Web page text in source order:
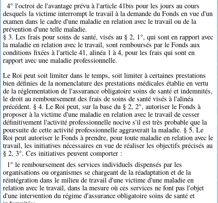
4° l'octroi de l'avantage prévu à l'article 41bis pour les jours au cours
desquels la victime interrompt le travail à la demande du Fonds en vue d'un
examen dans le cadre d'une maladie en relation avec le travail ou de la
prévention d'une telle maladie.
§ 3. Les frais pour soins de santé, visés au § 2, 1°, qui sont en rapport avec
la maladie en relation avec le travail, sont remboursés par le Fonds aux
conditions fixées à l'article 41, alinéa 1 à 4, pour les frais qui sont en
rapport avec une maladie professionnelle.
Le Roi peut soit limiter dans le temps, soit limiter à certaines prestations
bien définies de la nomenclature des prestations médicales établie en vertu
de la réglementation de l'assurance obligatoire soins de santé et indemnités,
le droit au remboursement des frais de soins de santé visés à l'alinéa
précédent. § 4. Le Roi peut, sur la base du § 2, 2°, autoriser le Fonds à
proposer à la victime d'une maladie en relation avec le travail de cesser
définitivement l'activité professionnelle nocive s'il est très probable que la
poursuite de cette activité professionnelle aggraverait la maladie. § 5. Le
Roi peut autoriser le Fonds à prendre, pour toute maladie en relation avec le
travail, les initiatives nécessaires en vue de réaliser les objectifs précisés au
§ 2, 3°. Ces initiatives peuvent comporter :
1° le remboursement des services individuels dispensés par les
organisations ou organismes se chargeant de la réadaptation et de la
réintégration dans le milieu de travail d'une victime d'une maladie en
relation avec le travail, dans la mesure où ces services ne font pas l'objet
d'une intervention du régime d'assurance obligatoire soins de santé et